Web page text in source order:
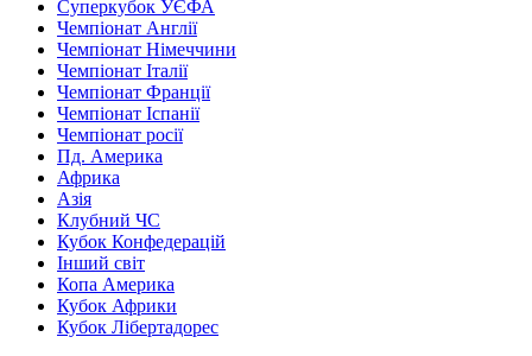
Суперкубок УЄФА
Чемпіонат Англії
Чемпіонат Німеччини
Чемпіонат Італії
Чемпіонат Франції
Чемпіонат Іспанії
Чемпіонат росії
Пд. Америка
Африка
Азія
Клубний ЧС
Кубок Конфедерацій
Інший світ
Копа Америка
Кубок Африки
Кубок Лібертадорес